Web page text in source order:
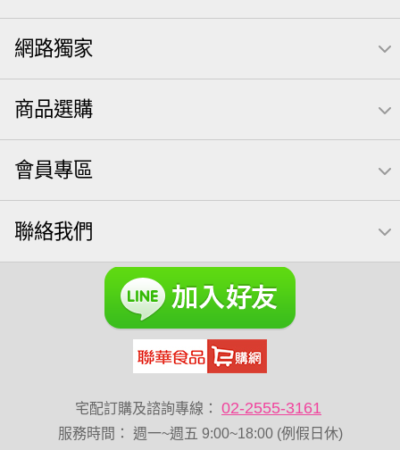
全聯 拜拜 飲 桶裝堅果 元本山 可樂
三角壽司海苔
高蛋白 起司 三角 荷卡 萬歲開心果 減糖日記
隨手包
芋頭 禮盒 素食 杏仁 小魚干 芥末 可樂果
小魚
蔓越梅
元氣什穀堅果飲 烘焙 萬歲牌 堅果小包裝活力堅果
海苔 芥末味 萬歲牌 蔓越莓
開心果 萬歲牌 全聯 堅果 萬歲牌小魚
小包裝 全聯 海苔細
穀物棒 總匯點心包 低溫烘焙 寶寶 海苔
網路獨家
商品選購
會員專區
聯絡我們
宅配訂購及諮詢專線： 02-2555-3161
服務時間 ： 週一~週五 9:00~18:00 (例假日休)